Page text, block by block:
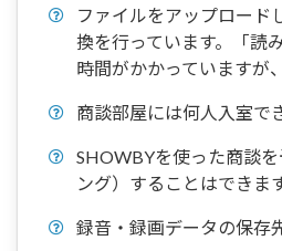
ファイルをアップロード
換を行っています。「読
時間がかかっていますが
商談部屋には何人入室で
SHOWBYを使った商談
ング）することはできま
録音・録画データの保存